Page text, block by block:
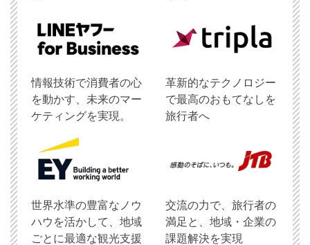
情報技術で消費者の心
を動かす、未来のマー
ケティングを実現。
革新的なテクノロジー
で最高のおもてなしを
旅行者へ
世界水準の豊富なノウ
ハウを活かして、地域
ごとに最適な観光支援
交流の力で、旅行者の
満足と、地域・企業の
課題解決を実現